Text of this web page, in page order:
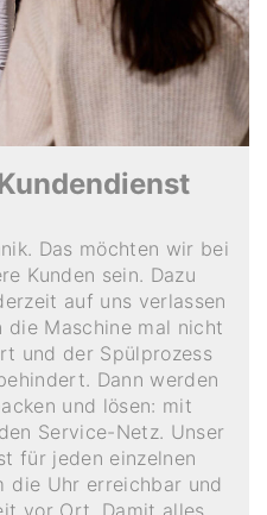
Das möchten wir bei
Kunden sein. Dazu
auf uns verlassen
die Maschine mal nicht
und der Spülprozess
Dann werden
und lösen: mit
Service-Netz. Unser
für jeden einzelnen
die Uhr erreichbar und
vor Ort. Damit alles